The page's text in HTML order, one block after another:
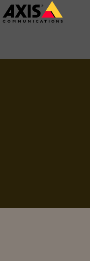
Saltar
al